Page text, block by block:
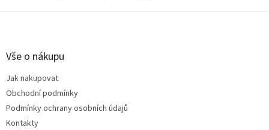
Z
Vše o nákupu
Jak nakupovat
Obchodní podmínky
Podmínky ochrany osobních údajů
Kontakty